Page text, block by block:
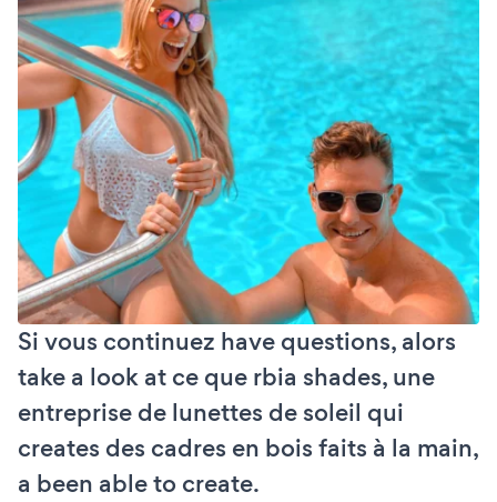
Si vous continuez have questions, alors
take a look at ce que rbia shades, une
entreprise de lunettes de soleil qui
creates des cadres en bois faits à la main,
a been able to create.